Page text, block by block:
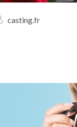
casting.fr